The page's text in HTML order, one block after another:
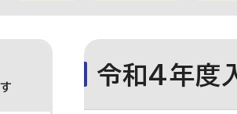
令和4年度